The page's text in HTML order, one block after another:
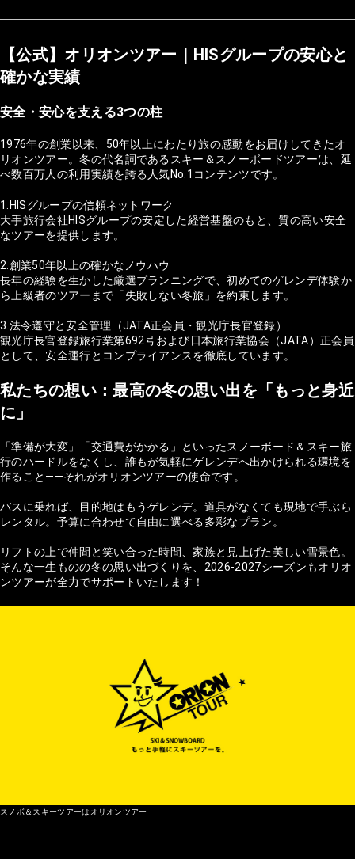
【公式】オリオンツアー｜HISグループの安心と
確かな実績
安全・安心を支える3つの柱
1976年の創業以来、50年以上にわたり旅の感動をお届けしてきたオ
リオンツアー。冬の代名詞であるスキー＆スノーボードツアーは、延
べ数百万人の利用実績を誇る人気No.1コンテンツです。
1.HISグループの信頼ネットワーク
大手旅行会社HISグループの安定した経営基盤のもと、質の高い安全
なツアーを提供します。
2.創業50年以上の確かなノウハウ
長年の経験を生かした厳選プランニングで、初めてのゲレンデ体験か
ら上級者のツアーまで「失敗しない冬旅」を約束します。
3.法令遵守と安全管理（JATA正会員・観光庁長官登録）
観光庁長官登録旅行業第692号および日本旅行業協会（JATA）正会員
として、安全運行とコンプライアンスを徹底しています。
私たちの想い：最高の冬の思い出を「もっと身近
に」
「準備が大変」「交通費がかかる」といったスノーボード＆スキー旅
行のハードルをなくし、誰もが気軽にゲレンデへ出かけられる環境を
作ること——それがオリオンツアーの使命です。
バスに乗れば、目的地はもうゲレンデ。道具がなくても現地で手ぶら
レンタル。予算に合わせて自由に選べる多彩なプラン。
リフトの上で仲間と笑い合った時間、家族と見上げた美しい雪景色。
そんな一生ものの冬の思い出づくりを、2026-2027シーズンもオリオ
ンツアーが全力でサポートいたします！
スノボ＆スキーツアーはオリオンツアー